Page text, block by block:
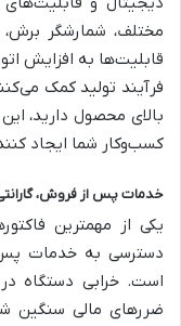
مختلف، شمارشگر
قابلیت‌ها به افزایش
فرآیند تولید کمک
بالای محصول دارید،
کسب‌وکار شما ایجاد
خدمات پس از فروش،
یکی از مهمترین
دسترسی به خدمات پس
است. خرابی دستگاه
ضررهای مالی سنگین